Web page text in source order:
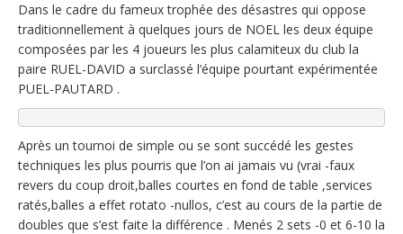
Dans le cadre du fameux trophée des désastres qui oppose
traditionnellement à quelques jours de NOEL les deux équipe
composées par les 4 joueurs les plus calamiteux du club la
paire RUEL-DAVID a surclassé l’équipe pourtant expérimentée
PUEL-PAUTARD .
Après un tournoi de simple ou se sont succédé les gestes
techniques les plus pourris que l’on ai jamais vu (vrai -faux
revers du coup droit,balles courtes en fond de table ,services
ratés,balles a effet rotato -nullos, c’est au cours de la partie de
doubles que s’est faite la différence . Menés 2 sets -0 et 6-10 la